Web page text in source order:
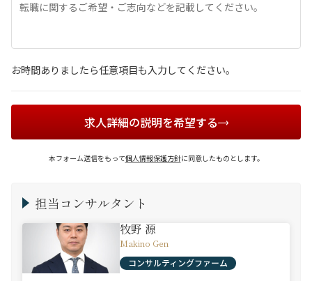
お時間ありましたら任意項目も入力してください。
求人詳細の説明を希望する
本フォーム送信をもって個人情報保護方針に同意したものとします。
担当コンサルタント
牧野 源
Makino Gen
コンサルティングファーム